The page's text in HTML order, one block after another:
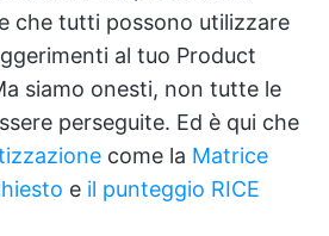
che tutti possono utilizzare
al tuo Product
siamo onesti, non tutte le
perseguite. Ed è qui che
come la Matrice
e il punteggio RICE